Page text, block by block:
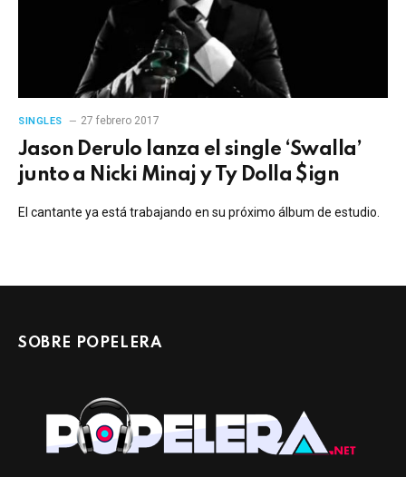
SINGLES 27 febrero 2017
Jason Derulo lanza el single ‘Swalla’
junto a Nicki Minaj y Ty Dolla $ign
El cantante ya está trabajando en su próximo álbum de estudio.
SOBRE POPELERA